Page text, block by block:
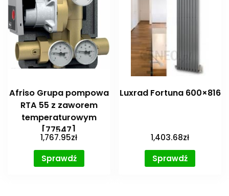
Afriso Grupa pompowa
RTA 55 z zaworem
temperaturowym
[77547]
1,767.95zł
Sprawdź
Luxrad Fortuna 600×816
1,403.68zł
Sprawdź